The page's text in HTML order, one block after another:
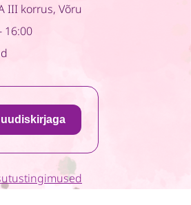
III korrus, Võru
16:00